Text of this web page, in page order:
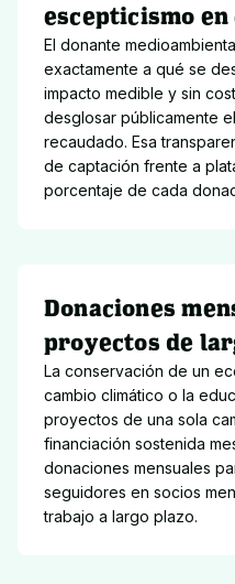
escepticismo
El donante
exactamente a qué se
impacto medible y sin
desglosar públicamente
recaudado. Esa
de captación frente a
porcentaje de cada
Donaciones
proyectos de
La conservación de un
cambio climático o la
proyectos de una sola
financiación sostenida
donaciones mensuales
seguidores en socios
trabajo a largo plazo.